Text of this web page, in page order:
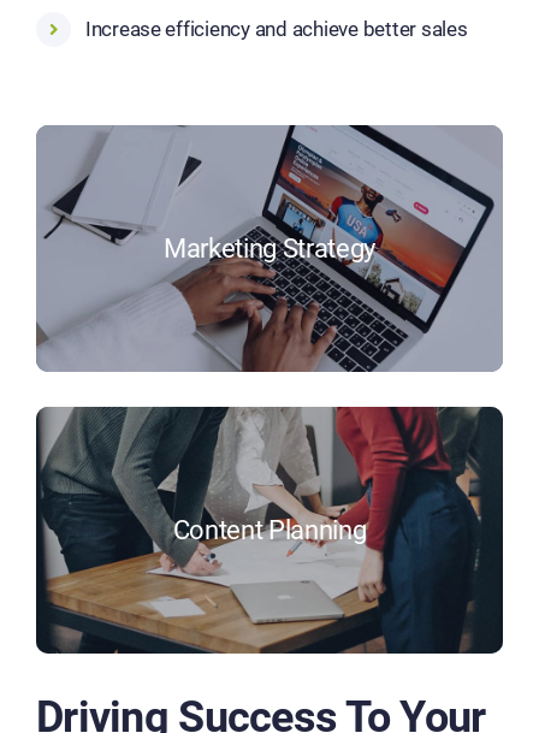
Increase efficiency and achieve better sales
Marketing Strategy
Content Planning
Driving Success To Your